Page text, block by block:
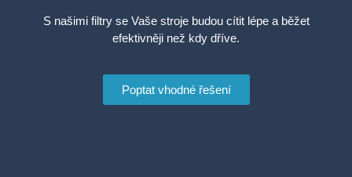
S našimi filtry se Vaše stroje budou cítit lépe a běžet
efektivněji než kdy dříve.
Poptat vhodné řešení